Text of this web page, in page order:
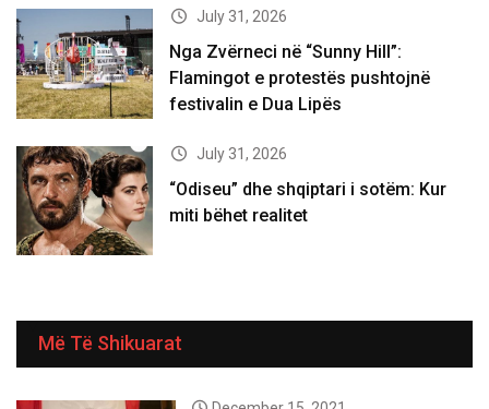
July 31, 2026
Nga Zvërneci në “Sunny Hill”:
Flamingot e protestës pushtojnë
festivalin e Dua Lipës
July 31, 2026
“Odiseu” dhe shqiptari i sotëm: Kur
miti bëhet realitet
Më Të Shikuarat